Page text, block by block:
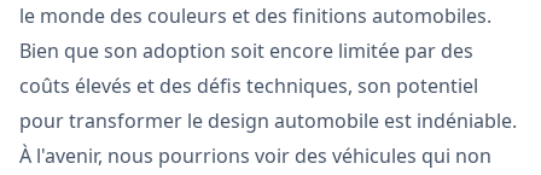
le monde des couleurs et des finitions automobiles.
Bien que son adoption soit encore limitée par des
coûts élevés et des défis techniques, son potentiel
pour transformer le design automobile est indéniable.
À l'avenir, nous pourrions voir des véhicules qui non